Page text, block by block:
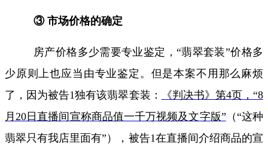
③ 市场价格的确定
房产价格多少需要专业鉴定，“翡翠套装”价格多
少原则上也应当由专业鉴定。但是本案不用那么麻烦
了，因为被告1独有该翡翠套装： 《判决书》第4页，“8
月20日直播间宣称商品值一千万视频及文字版” （“这种
翡翠只有我店里面有”），被告1在直播间介绍商品的宣